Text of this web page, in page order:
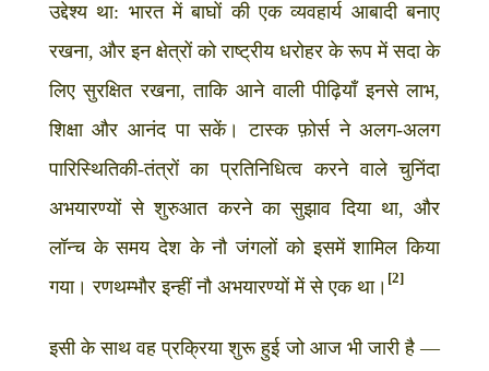
उद्देश्य था: भारत में बाघों की एक व्यवहार्य आबादी बनाए
रखना, और इन क्षेत्रों को राष्ट्रीय धरोहर के रूप में सदा के
लिए सुरक्षित रखना, ताकि आने वाली पीढ़ियाँ इनसे लाभ,
शिक्षा और आनंद पा सकें। टास्क फ़ोर्स ने अलग-अलग
पारिस्थितिकी-तंत्रों का प्रतिनिधित्व करने वाले चुनिंदा
अभयारण्यों से शुरुआत करने का सुझाव दिया था, और
लॉन्च के समय देश के नौ जंगलों को इसमें शामिल किया
गया। रणथम्भौर इन्हीं नौ अभयारण्यों में से एक था। [2]
इसी के साथ वह प्रक्रिया शुरू हुई जो आज भी जारी है —